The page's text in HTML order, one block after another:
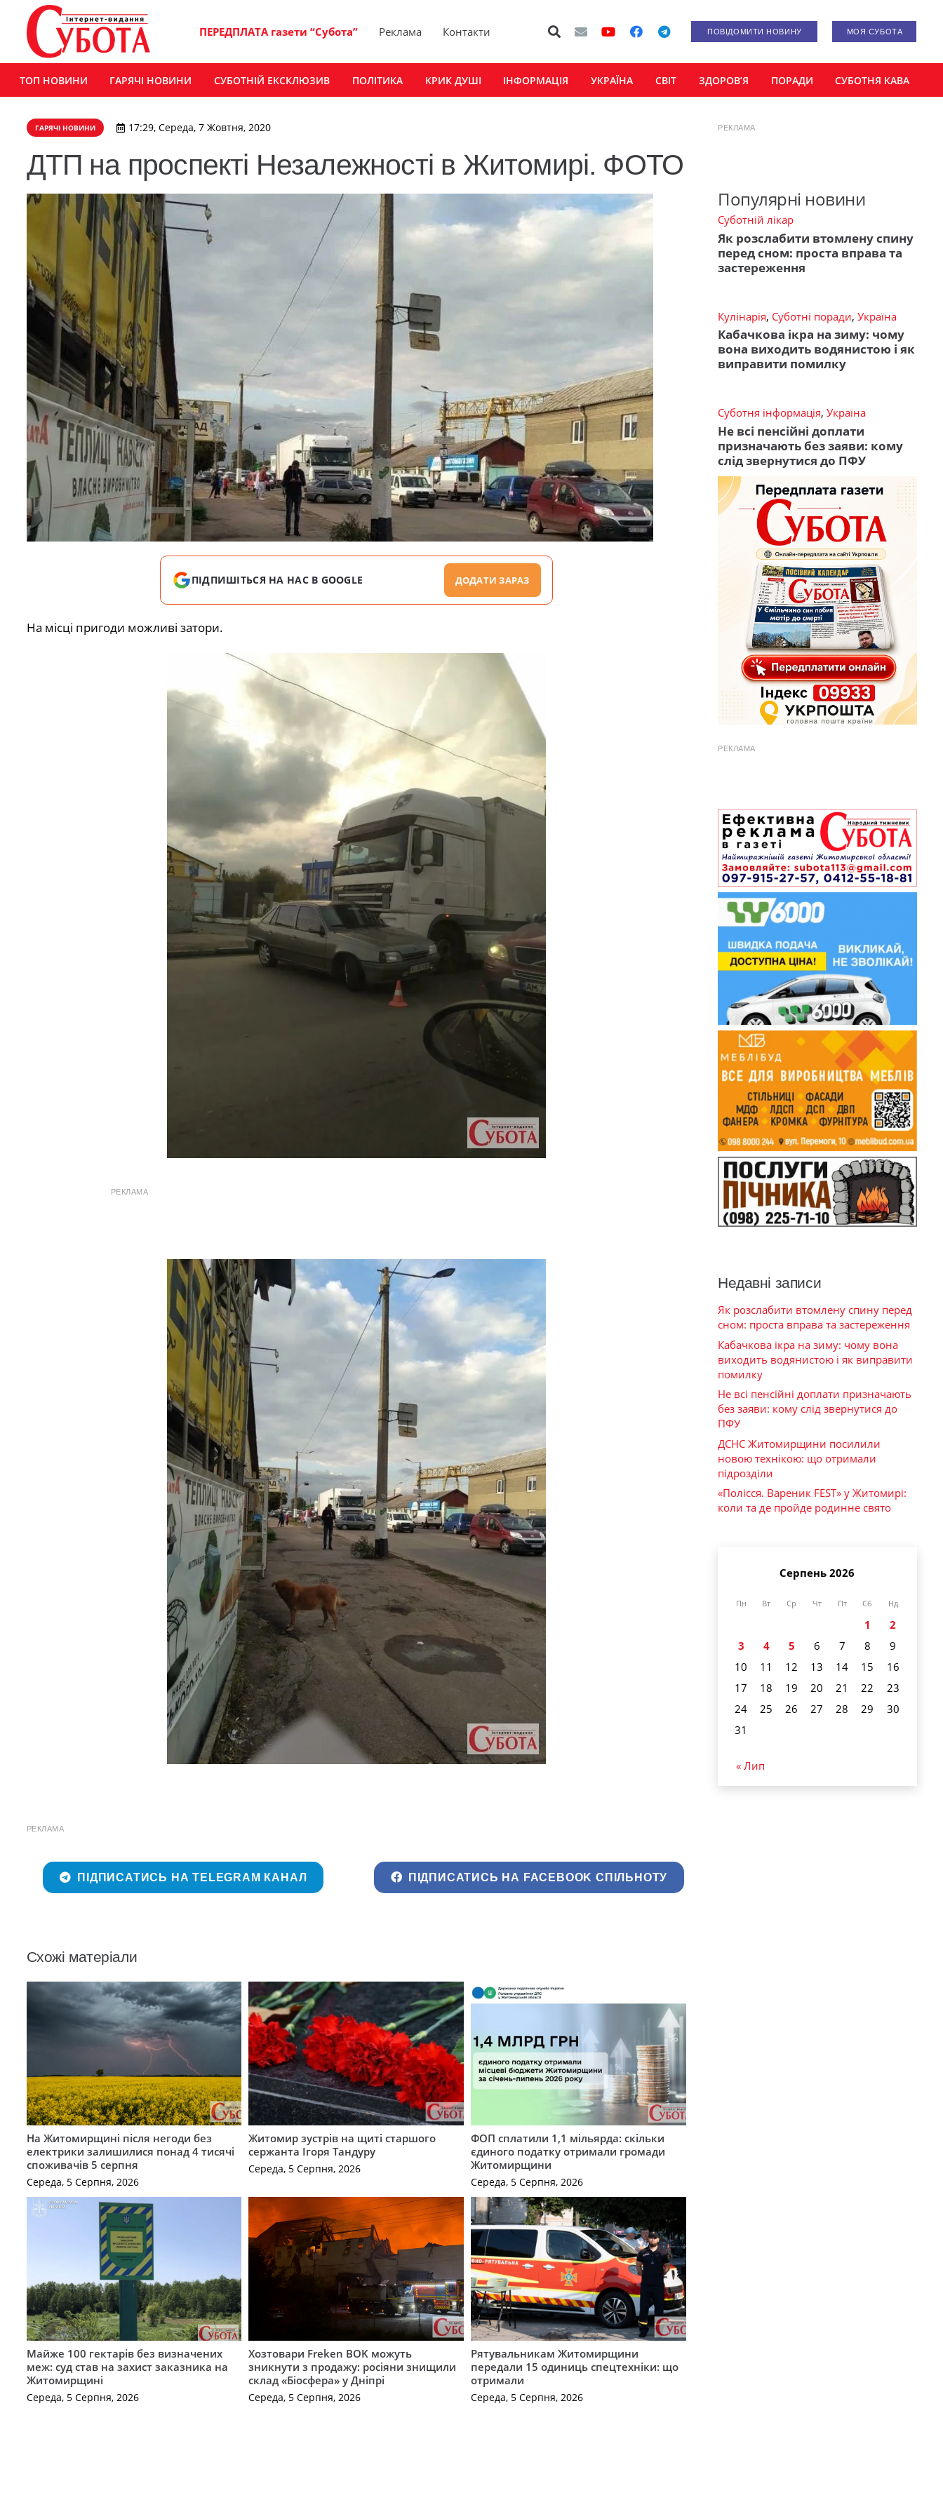
ПЕРЕДПЛАТА газети “Субота” Реклама Контакти ПОВІДОМИТИ НОВИНУ МОЯ СУБОТА
ТОП НОВИНИ ГАРЯЧІ НОВИНИ СУБОТНІЙ ЕКСКЛЮЗИВ ПОЛІТИКА КРИК ДУШІ ІНФОРМАЦІЯ УКРАЇНА СВІТ ЗДОРОВ’Я ПОРАДИ СУБОТНЯ КАВА
ГАРЯЧІ НОВИНИ 17:29, Середа, 7 Жовтня, 2020
ДТП на проспекті Незалежності в Житомирі. ФОТО
ПІДПИШІТЬСЯ НА НАС В GOOGLE ДОДАТИ ЗАРАЗ
На місці пригоди можливі затори.
РЕКЛАМА
РЕКЛАМА
ПІДПИСАТИСЬ НА TELEGRAM КАНАЛ ПІДПИСАТИСЬ НА FACEBOOK СПІЛЬНОТУ
Схожі матеріали
На Житомирщині після негоди без
електрики залишилися понад 4 тисячі
споживачів 5 серпня
Середа, 5 Серпня, 2026
Житомир зустрів на щиті старшого
сержанта Ігоря Тандуру
Середа, 5 Серпня, 2026
ФОП сплатили 1,1 мільярда: скільки
єдиного податку отримали громади
Житомирщини
Середа, 5 Серпня, 2026
Майже 100 гектарів без визначених
меж: суд став на захист заказника на
Житомирщині
Середа, 5 Серпня, 2026
Хозтовари Freken BOK можуть
зникнути з продажу: росіяни знищили
склад «Біосфера» у Дніпрі
Середа, 5 Серпня, 2026
Рятувальникам Житомирщини
передали 15 одиниць спецтехніки: що
отримали
Середа, 5 Серпня, 2026
РЕКЛАМА
Популярні новини
Суботній лікар
Як розслабити втомлену спину
перед сном: проста вправа та
застереження
Кулінарія, Суботні поради, Україна
Кабачкова ікра на зиму: чому
вона виходить водянистою і як
виправити помилку
Суботня інформація, Україна
Не всі пенсійні доплати
призначають без заяви: кому
слід звернутися до ПФУ
РЕКЛАМА
Недавні записи
Як розслабити втомлену спину перед
сном: проста вправа та застереження
Кабачкова ікра на зиму: чому вона
виходить водянистою і як виправити
помилку
Не всі пенсійні доплати призначають
без заяви: кому слід звернутися до
ПФУ
ДСНС Житомирщини посилили
новою технікою: що отримали
підрозділи
«Полісся. Вареник FEST» у Житомирі:
коли та де пройде родинне свято
Серпень 2026
Пн Вт Ср Чт Пт Сб Нд
1
2
3
4 5 6 7 8
9
10
11 12 13 14 15
16
17
18 19 20 21 22
23
24
25 26 27 28 29
30
31
« Лип